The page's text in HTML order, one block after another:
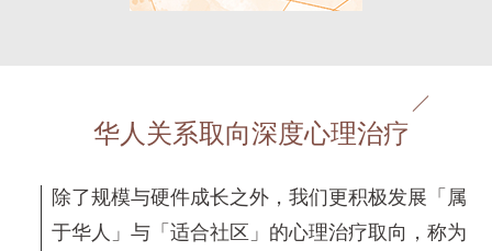
华人关系取向深度心理治疗
除了规模与硬件成长之外，我们更积极发展「属
于华人」与「适合社区」的心理治疗取向，称为